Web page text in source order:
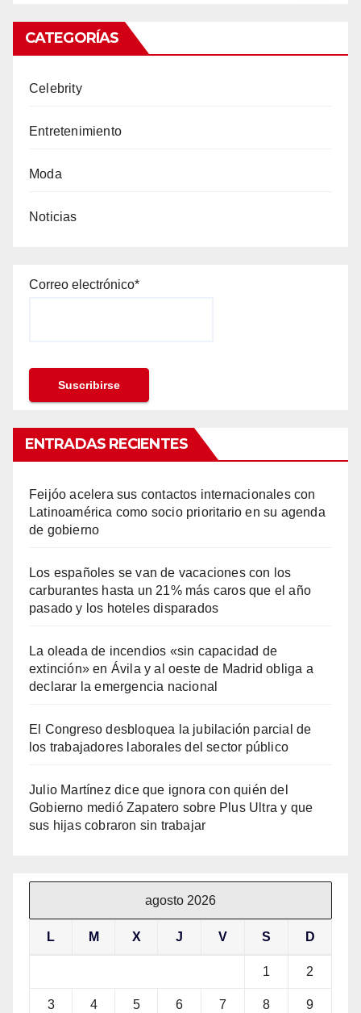
CATEGORÍAS
Celebrity
Entretenimiento
Moda
Noticias
Correo electrónico*
ENTRADAS RECIENTES
Feijóo acelera sus contactos internacionales con
Latinoamérica como socio prioritario en su agenda
de gobierno
Los españoles se van de vacaciones con los
carburantes hasta un 21% más caros que el año
pasado y los hoteles disparados
La oleada de incendios «sin capacidad de
extinción» en Ávila y al oeste de Madrid obliga a
declarar la emergencia nacional
El Congreso desbloquea la jubilación parcial de
los trabajadores laborales del sector público
Julio Martínez dice que ignora con quién del
Gobierno medió Zapatero sobre Plus Ultra y que
sus hijas cobraron sin trabajar
agosto 2026
L M X J V S D
1 2
3 4 5 6 7 8 9